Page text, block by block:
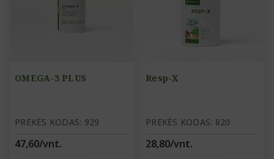
OMEGA-3 PLUS
PREKĖS KODAS: 929
47,60/vnt.
Resp-X
PREKĖS KODAS: 820
28,80/vnt.